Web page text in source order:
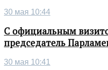
30 мая 10:44
С официальным
председатель
30 мая 10:41